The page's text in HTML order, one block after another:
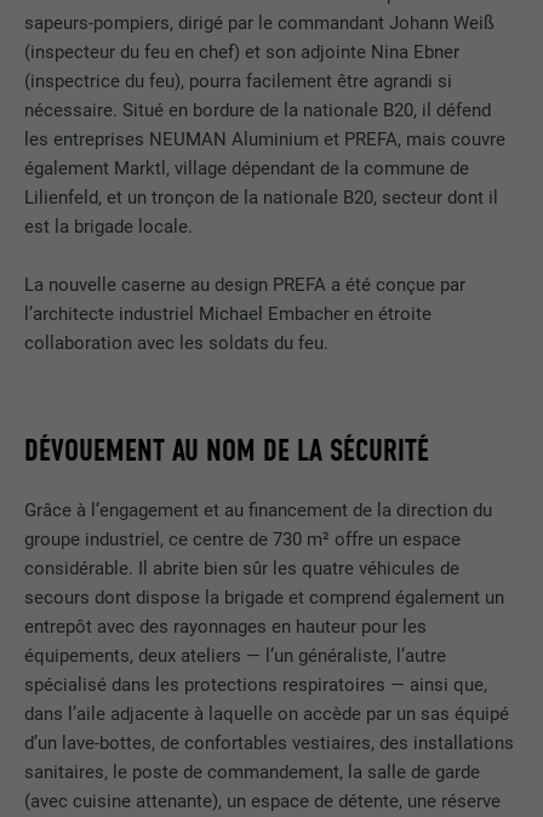
sapeurs-pompiers, dirigé par le commandant Johann Weiß
(inspecteur du feu en chef) et son adjointe Nina Ebner
(inspectrice du feu), pourra facilement être agrandi si
nécessaire. Situé en bordure de la nationale B20, il défend
les entreprises NEUMAN Aluminium et PREFA, mais couvre
également Marktl, village dépendant de la commune de
Lilienfeld, et un tronçon de la nationale B20, secteur dont il
est la brigade locale.
La nouvelle caserne au design PREFA a été conçue par
l’architecte industriel Michael Embacher en étroite
collaboration avec les soldats du feu.
DÉVOUEMENT AU NOM DE LA SÉCURITÉ
Grâce à l’engagement et au financement de la direction du
groupe industriel, ce centre de 730 m² offre un espace
considérable. Il abrite bien sûr les quatre véhicules de
secours dont dispose la brigade et comprend également un
entrepôt avec des rayonnages en hauteur pour les
équipements, deux ateliers — l’un généraliste, l’autre
spécialisé dans les protections respiratoires — ainsi que,
dans l’aile adjacente à laquelle on accède par un sas équipé
d’un lave-bottes, de confortables vestiaires, des installations
sanitaires, le poste de commandement, la salle de garde
(avec cuisine attenante), un espace de détente, une réserve